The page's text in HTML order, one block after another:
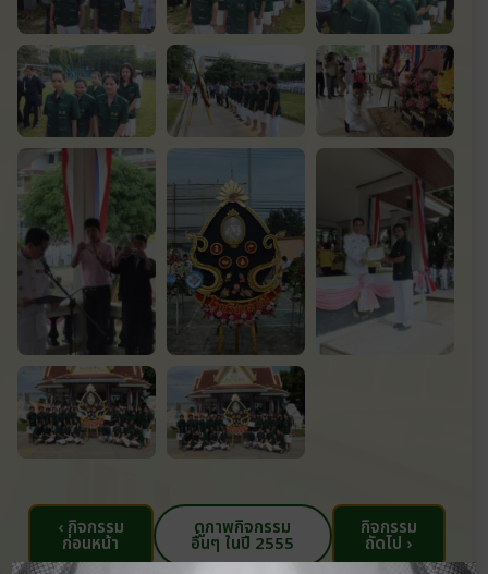
‹ กิจกรรม
ก่อนหน้า
ดูภาพกิจกรรม
อื่นๆ ในปี 2555
กิจกรรม
ถัดไป ›